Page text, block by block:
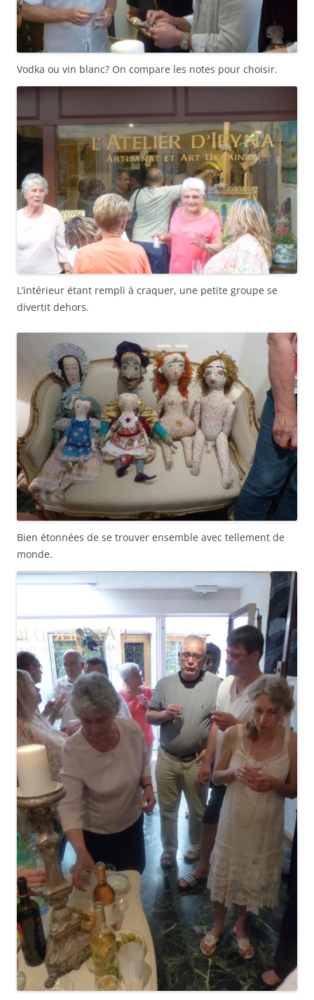
Vodka ou vin blanc? On compare les notes pour choisir.
L’intérieur étant rempli à craquer, une petite groupe se
divertit dehors.
Bien étonnées de se trouver ensemble avec tellement de
monde.